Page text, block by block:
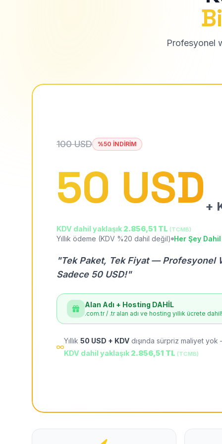
Profesyonel
100 USD %50 İNDİRİM
50 USD +
KDV dahil yaklaşık 2.856,51 TL (TCMB)
Yıllık ödeme (KDV %20 dahil değil) Her Şey Dahil
"Tek Paket, Tek Fiyat — Profesyonel
Sadece 50 USD!"
Alan Adı + Hosting DAHİL
.com.tr / .tr alan adı ve hosting yıllık ücrete dahil!
Yıllık 50 USD + KDV dışında sürpriz maliyet
KDV dahil yaklaşık 2.856,51 TL (TCMB)